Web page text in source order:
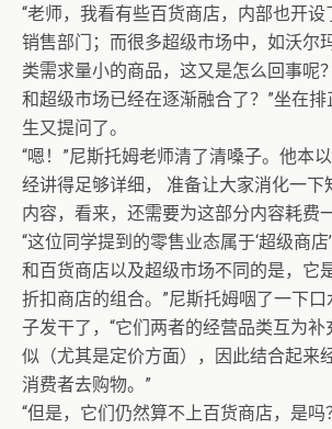
“老师，我看有些百货商店，内部也开
销售部门；而很多超级市场中，如沃尔
类需求量小的商品，这又是怎么回事呢
和超级市场已经在逐渐融合了？”坐在
生又提问了。
“嗯！”尼斯托姆老师清了清嗓子。他本
经讲得足够详细， 准备让大家消化一下
内容，看来，还需要为这部分内容耗费
“这位同学提到的零售业态属于‘超级商店
和百货商店以及超级市场不同的是，它
折扣商店的组合。”尼斯托姆咽了一下
子发干了，“它们两者的经营品类互为补
似（尤其是定价方面），因此结合起来
消费者去购物。”
“但是，它们仍然算不上百货商店，是吗